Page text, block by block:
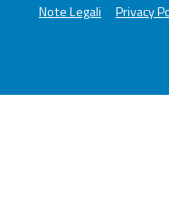
Note Legali Privacy